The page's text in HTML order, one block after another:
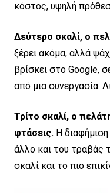
κόστος, υψηλή
Δεύτερο σκαλί, ο
ξέρει ακόμα, αλλά
βρίσκει στο Google,
από μια συνεργασία.
Τρίτο σκαλί, ο
φτάσεις. Η
άλλο και του τραβάς
σκαλί και το πιο